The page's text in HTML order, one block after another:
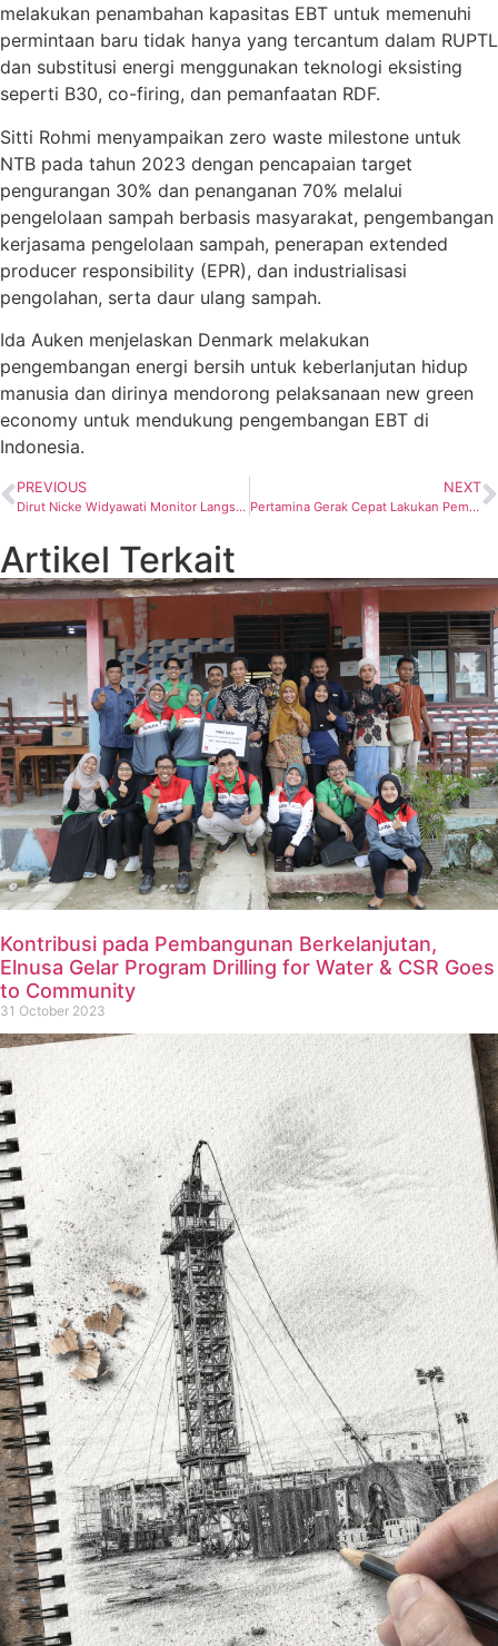
melakukan penambahan kapasitas EBT untuk memenuhi
permintaan baru tidak hanya yang tercantum dalam RUPTL
dan substitusi energi menggunakan teknologi eksisting
seperti B30, co-firing, dan pemanfaatan RDF.
Sitti Rohmi menyampaikan zero waste milestone untuk
NTB pada tahun 2023 dengan pencapaian target
pengurangan 30% dan penanganan 70% melalui
pengelolaan sampah berbasis masyarakat, pengembangan
kerjasama pengelolaan sampah, penerapan extended
producer responsibility (EPR), dan industrialisasi
pengolahan, serta daur ulang sampah.
Ida Auken menjelaskan Denmark melakukan
pengembangan energi bersih untuk keberlanjutan hidup
manusia dan dirinya mendorong pelaksanaan new green
economy untuk mendukung pengembangan EBT di
Indonesia.
PREVIOUS
Dirut Nicke Widyawati Monitor Langsung Penanganan Insiden Tanki di Kilang Cilacap
NEXT
Pertamina Gerak Cepat Lakukan Pemadam dan Pastikan Masyarakat Sekitar Tangki dalam Kondisi Aman
Artikel Terkait
Kontribusi pada Pembangunan Berkelanjutan,
Elnusa Gelar Program Drilling for Water & CSR Goes
to Community
31 October 2023